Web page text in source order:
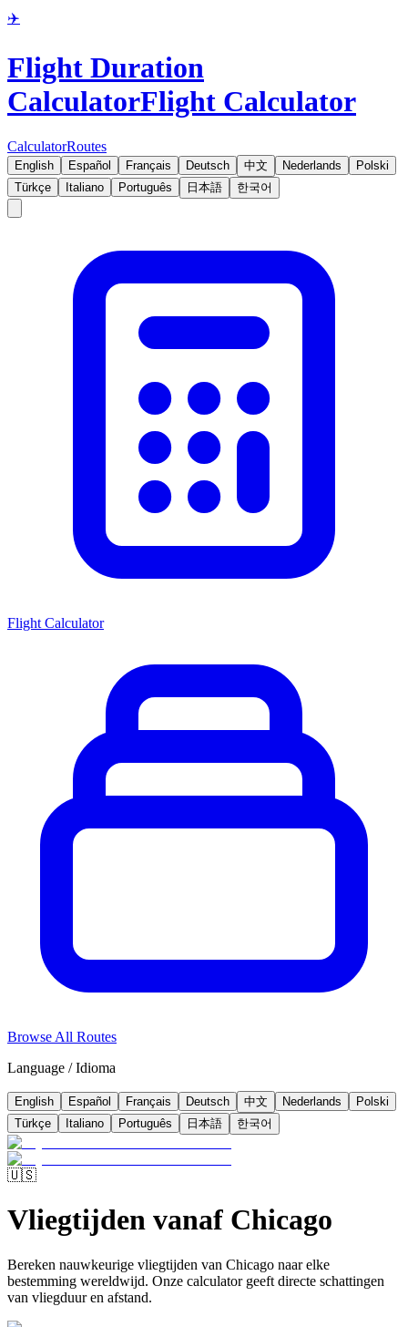
✈️
Flight Duration
CalculatorFlight Calculator
CalculatorRoutes
English Español Français Deutsch 中文 Nederlands
Polski
Türkçe
Italiano Português 日本語 한국어
Flight Calculator
Browse All Routes
Language / Idioma
English Español Français Deutsch 中文 Nederlands
Polski
Türkçe
Italiano Português 日本語 한국어
🇺🇸
Vliegtijden vanaf Chicago
Bereken nauwkeurige vliegtijden van Chicago naar elke
bestemming wereldwijd. Onze calculator geeft directe schattingen
van vliegduur en afstand.